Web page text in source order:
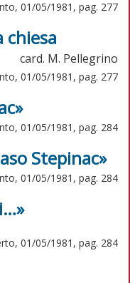
01/05/1981, pag. 277
chiesa
card. M. Pellegrino
01/05/1981, pag. 277
01/05/1981, pag. 284
Stepinac»
01/05/1981, pag. 284
01/05/1981, pag. 284